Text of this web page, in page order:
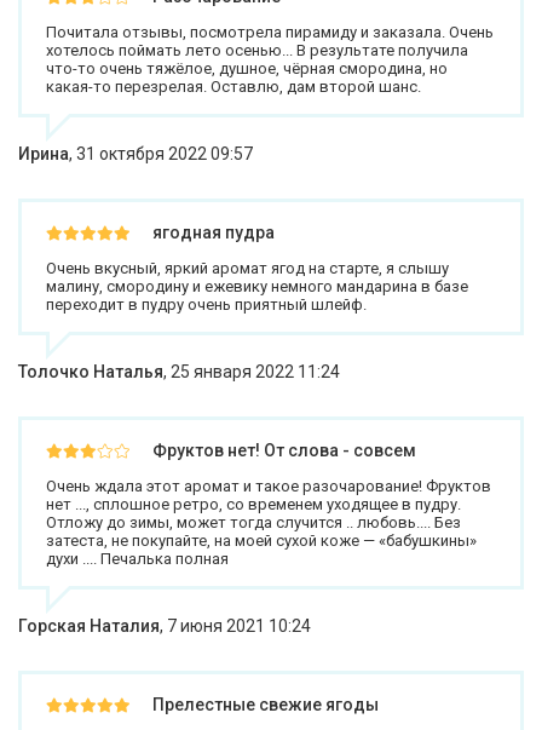
Почитала отзывы, посмотрела пирамиду и заказала. Очень
хотелось поймать лето осенью... В результате получила
что-то очень тяжёлое, душное, чёрная смородина, но
какая-то перезрелая. Оставлю, дам второй шанс.
Ирина, 31 октября 2022 09:57
ягодная пудра
Очень вкусный, яркий аромат ягод на старте, я слышу
малину, смородину и ежевику немного мандарина в базе
переходит в пудру очень приятный шлейф.
Толочко Наталья, 25 января 2022 11:24
Фруктов нет! От слова - совсем
Очень ждала этот аромат и такое разочарование! Фруктов
нет ..., сплошное ретро, со временем уходящее в пудру.
Отложу до зимы, может тогда случится .. любовь.... Без
затеста, не покупайте, на моей сухой коже — «бабушкины»
духи .... Печалька полная
Горская Наталия, 7 июня 2021 10:24
Прелестные свежие ягоды